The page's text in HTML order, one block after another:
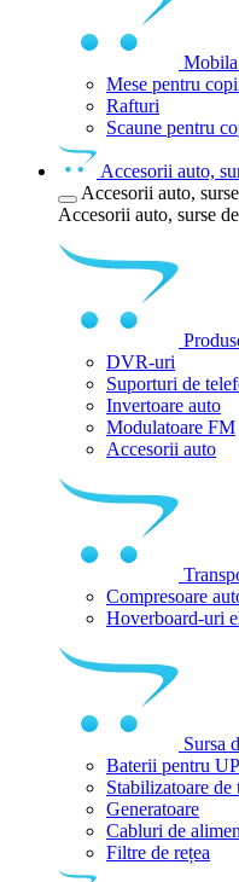
Mese pentru
Rafturi
Scaune pentru
Accesorii auto,
Accesorii auto,
Accesorii auto, surse
DVR-uri
Suporturi de
Invertoare auto
Modulatoare FM
Accesorii auto
Compresoare
Hoverboard-uri
Sursa
Baterii pentru
Stabilizatoare de
Generatoare
Cabluri de
Filtre de rețea